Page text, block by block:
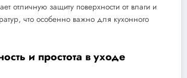
отличную защиту поверхности от влаги и
что особенно важно для кухонного
и простота в уходе